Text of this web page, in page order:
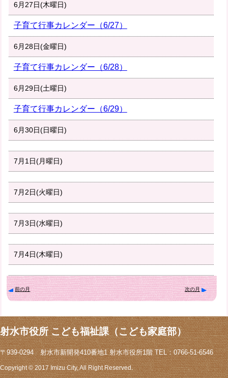
6月27日(木曜日)
子育て行事カレンダー（6/27）
6月28日(金曜日)
子育て行事カレンダー（6/28）
6月29日(土曜日)
子育て行事カレンダー（6/29）
6月30日(日曜日)
7月1日(月曜日)
7月2日(火曜日)
7月3日(水曜日)
7月4日(木曜日)
前の月 次の月
射水市役所 こども福祉課（こども家庭部）
〒939-0294 射水市新開発410番地1 射水市役所1階 TEL：0766-51-6546
Copyright © 2017 Imizu City, All Right Reserved.